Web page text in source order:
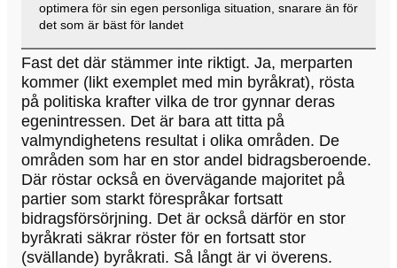
optimera för sin egen personliga situation, snarare än för
det som är bäst för landet
Fast det där stämmer inte riktigt. Ja, merparten
kommer (likt exemplet med min byråkrat), rösta
på politiska krafter vilka de tror gynnar deras
egenintressen. Det är bara att titta på
valmyndighetens resultat i olika områden. De
områden som har en stor andel bidragsberoende.
Där röstar också en övervägande majoritet på
partier som starkt förespråkar fortsatt
bidragsförsörjning. Det är också därför en stor
byråkrati säkrar röster för en fortsatt stor
(svällande) byråkrati. Så långt är vi överens.